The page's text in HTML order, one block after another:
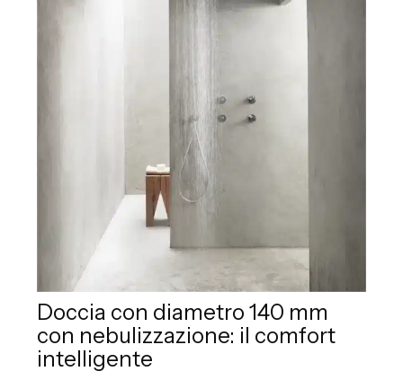
Doccia con diametro 140 mm
con nebulizzazione: il comfort
intelligente